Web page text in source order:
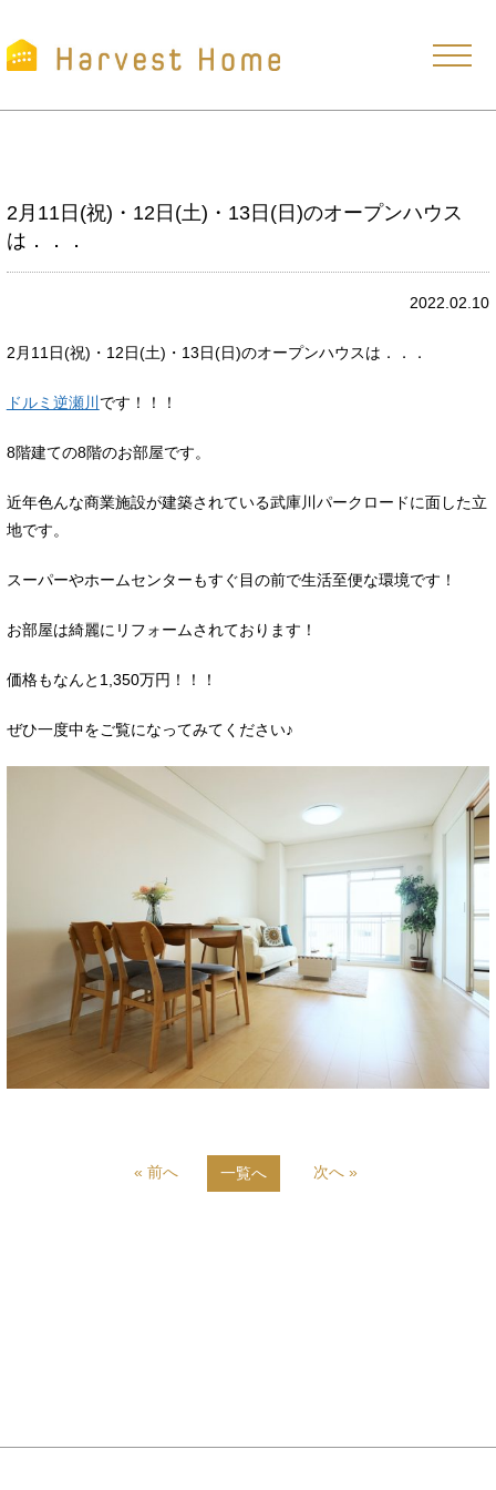
2月11日(祝)・12日(土)・13日(日)のオープンハウス
は．．．
2022.02.10
2月11日(祝)・12日(土)・13日(日)のオープンハウスは．．．
ドルミ逆瀬川 です！！！
8階建ての8階のお部屋です。
近年色んな商業施設が建築されている武庫川パークロードに面した立
地です。
スーパーやホームセンターもすぐ目の前で生活至便な環境です！
お部屋は綺麗にリフォームされております！
価格もなんと1,350万円！！！
ぜひ一度中をご覧になってみてください♪
« 前へ 一覧へ 次へ »